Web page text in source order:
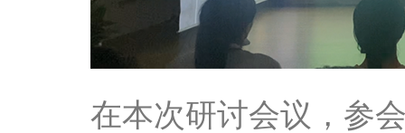
在本次研讨会议，参